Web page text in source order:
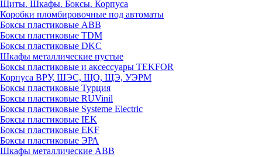
Щиты. Шкафы. Боксы. Корпуса
Коробки пломбировочные под автоматы
Боксы пластиковые ABB
Боксы пластиковые TDM
Боксы пластиковые DKC
Шкафы металлические пустые
Боксы пластиковые и аксессуары TEKFOR
Корпуса ВРУ, ШЭС, ЩО, ЩЭ, УЭРМ
Боксы пластиковые Турция
Боксы пластиковые RUVinil
Боксы пластиковые Systeme Electric
Боксы пластиковые IEK
Боксы пластиковые EKF
Боксы пластиковые ЭРА
Шкафы металлические ABB